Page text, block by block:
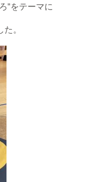
”をテーマに
。